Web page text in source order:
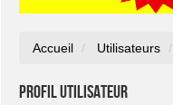
Accueil Utilisateurs
Profil utilisateur